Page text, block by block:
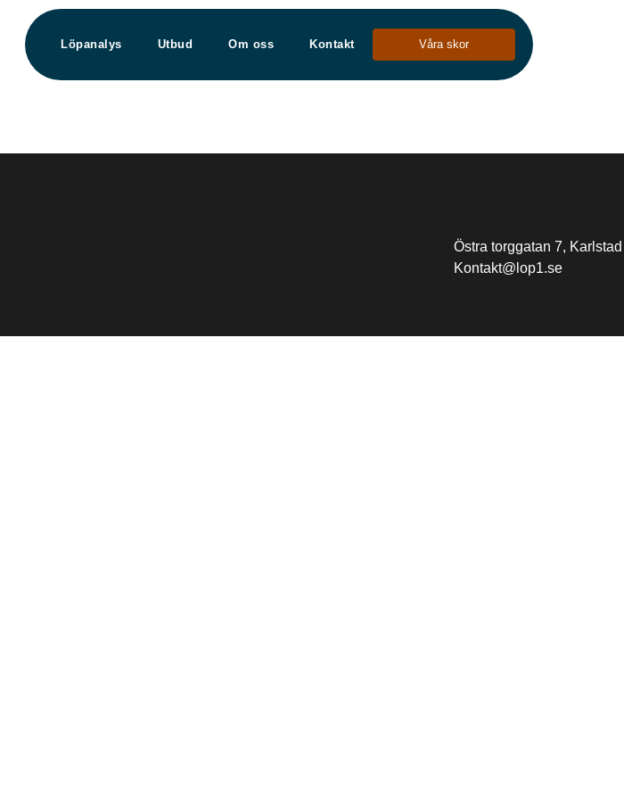
Löpanalys Utbud Om oss Kontakt Våra skor
Östra torggatan 7, Karlstad
Kontakt@lop1.se